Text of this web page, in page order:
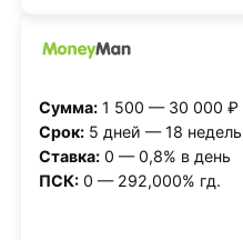
Сумма:1 500 — 30 000 ₽
Срок:5 дней — 18 недель
Ставка:0 — 0,8% в день
ПСК:0 — 292,000% гд.